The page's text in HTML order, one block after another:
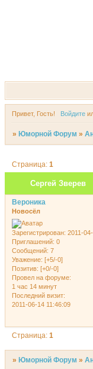
Привет, Гость! Войдите
» Юморной Форум »
Сергей Зверев
Страница:1
Вероника
Новосёл
Зарегистрирован: 2011-
Приглашений: 0
Сообщений: 7
Уважение: [+5/-0]
Позитив: [+0/-0]
Провел на форуме:
1 час 14 минут
Последний визит:
2011-06-14 11:46:09
Страница:1
» Юморной Форум »